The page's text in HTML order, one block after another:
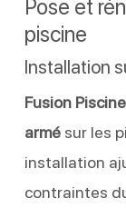
Pose et
piscine
Installation
Fusion
armésur les
installation
contraintes